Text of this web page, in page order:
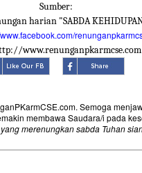
Sumber:
harian "SABDA
www.renunganpkarmcse.com
Semoga
membawa Saudara/i pada
merenungkan sabda Tuhan